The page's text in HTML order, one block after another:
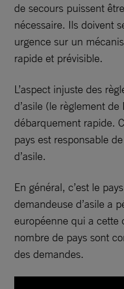
de secours puissent
nécessaire. Ils doivent
urgence sur un
rapide et prévisible.
L’aspect injuste des
d’asile (le règlement
débarquement rapide.
pays est responsable
d’asile.
En général, c’est le
demandeuse d’asile a
européenne qui a cette
nombre de pays sont
des demandes.